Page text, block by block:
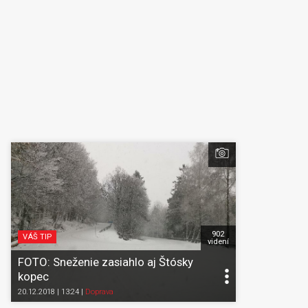
VÁŠ TIP
FOTO: Sneženie zasiahlo aj Štósky
kopec
20.12.2018 | 13:24 Doprava
902
videní